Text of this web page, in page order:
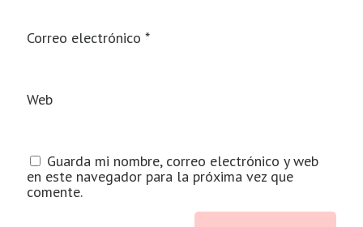
Correo electrónico *
Web
Guarda mi nombre, correo electrónico y web
en este navegador para la próxima vez que
comente.